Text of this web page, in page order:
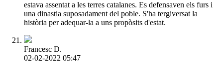
estava assentat a les terres catalanes. Es defensaven els furs i
una dinastia suposadament del poble. S'ha tergiversat la
història per adequar-la a uns propòsits d'estat.
Francesc D.
02-02-2022 05:47